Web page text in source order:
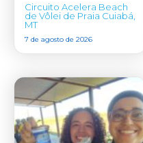
Circuito Acelera Beach
de Vôlei de Praia Cuiabá,
MT
7 de agosto de 2026